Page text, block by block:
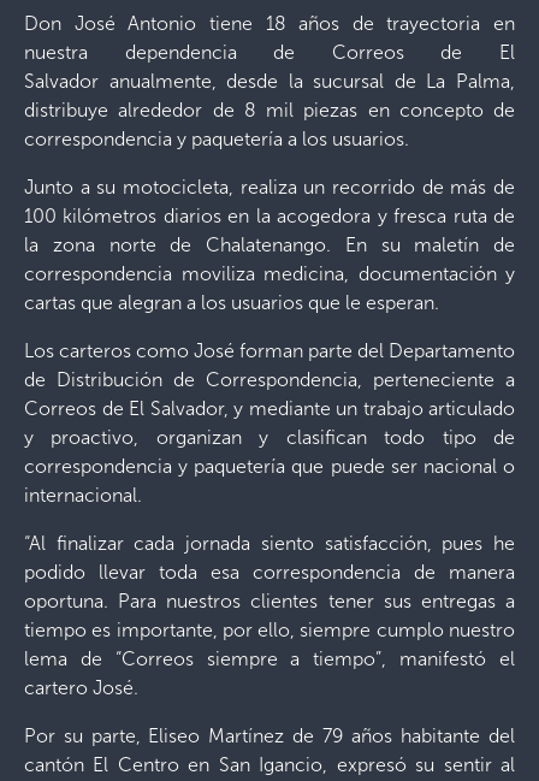
Don José Antonio tiene 18 años de trayectoria en
nuestra dependencia de Correos de El
Salvador anualmente, desde la sucursal de La Palma,
distribuye alrededor de 8 mil piezas en concepto de
correspondencia y paquetería a los usuarios.
Junto a su motocicleta, realiza un recorrido de más de
100 kilómetros diarios en la acogedora y fresca ruta de
la zona norte de Chalatenango. En su maletín de
correspondencia moviliza medicina, documentación y
cartas que alegran a los usuarios que le esperan.
Los carteros como José forman parte del Departamento
de Distribución de Correspondencia, perteneciente a
Correos de El Salvador, y mediante un trabajo articulado
y proactivo, organizan y clasifican todo tipo de
correspondencia y paquetería que puede ser nacional o
internacional.
“Al finalizar cada jornada siento satisfacción, pues he
podido llevar toda esa correspondencia de manera
oportuna. Para nuestros clientes tener sus entregas a
tiempo es importante, por ello, siempre cumplo nuestro
lema de “Correos siempre a tiempo”, manifestó el
cartero José.
Por su parte, Eliseo Martínez de 79 años habitante del
cantón El Centro en San Igancio, expresó su sentir al